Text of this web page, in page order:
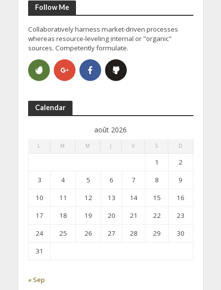
Follow Me
Collaboratively harness market-driven processes
whereas resource-leveling internal or "organic"
sources. Competently formulate.
Calendar
août 2026
L M M J V S D
1
2
3
4 5 6 7 8
9
10
11 12 13 14 15
16
17
18 19 20 21 22
23
24
25 26 27 28 29
30
31
« Sep